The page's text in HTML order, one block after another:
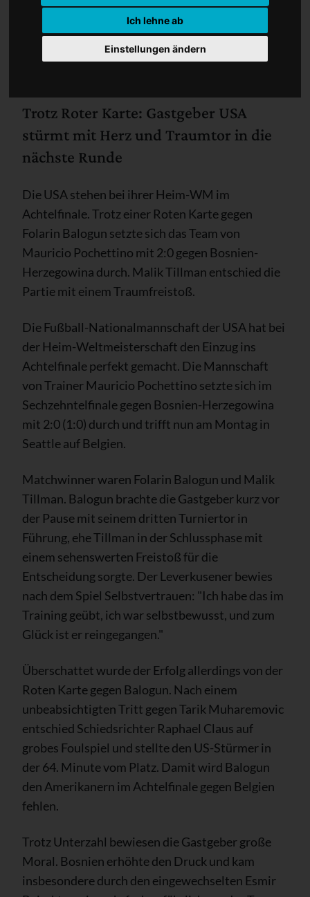
Ich lehne ab
Einstellungen ändern
Trotz Roter Karte: Gastgeber USA
stürmt mit Herz und Traumtor in die
nächste Runde
Die USA stehen bei ihrer Heim-WM im
Achtelfinale. Trotz einer Roten Karte gegen
Folarin Balogun setzte sich das Team von
Mauricio Pochettino mit 2:0 gegen Bosnien-
Herzegowina durch. Malik Tillman entschied die
Partie mit einem Traumfreistoß.
Die Fußball-Nationalmannschaft der USA hat bei
der Heim-Weltmeisterschaft den Einzug ins
Achtelfinale perfekt gemacht. Die Mannschaft
von Trainer Mauricio Pochettino setzte sich im
Sechzehntelfinale gegen Bosnien-Herzegowina
mit 2:0 (1:0) durch und trifft nun am Montag in
Seattle auf Belgien.
Matchwinner waren Folarin Balogun und Malik
Tillman. Balogun brachte die Gastgeber kurz vor
der Pause mit seinem dritten Turniertor in
Führung, ehe Tillman in der Schlussphase mit
einem sehenswerten Freistoß für die
Entscheidung sorgte. Der Leverkusener bewies
nach dem Spiel Selbstvertrauen: "Ich habe das im
Training geübt, ich war selbstbewusst, und zum
Glück ist er reingegangen."
Überschattet wurde der Erfolg allerdings von der
Roten Karte gegen Balogun. Nach einem
unbeabsichtigten Tritt gegen Tarik Muharemovic
entschied Schiedsrichter Raphael Claus auf
grobes Foulspiel und stellte den US-Stürmer in
der 64. Minute vom Platz. Damit wird Balogun
den Amerikanern im Achtelfinale gegen Belgien
fehlen.
Trotz Unterzahl bewiesen die Gastgeber große
Moral. Bosnien erhöhte den Druck und kam
insbesondere durch den eingewechselten Esmir